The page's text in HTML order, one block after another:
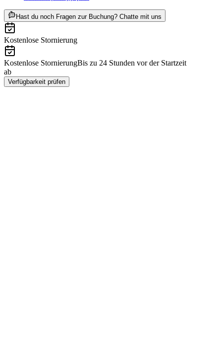
Hast du noch Fragen zur Buchung? Chatte mit uns
Kostenlose Stornierung
Kostenlose StornierungBis zu 24 Stunden vor der Startzeit
ab
Verfügbarkeit prüfen